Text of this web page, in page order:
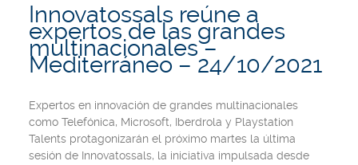
Innovatossals reúne a
expertos de las grandes
multinacionales –
Mediterráneo – 24/10/2021
Expertos en innovación de grandes multinacionales
como Telefónica, Microsoft, Iberdrola y Playstation
Talents protagonizarán el próximo martes la última
sesión de Innovatossals, la iniciativa impulsada desde